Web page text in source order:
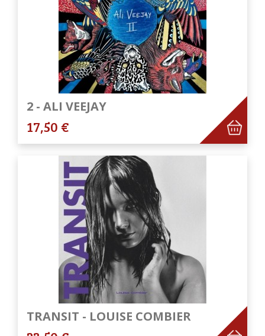
2 - ALI VEEJAY
17,50 €
TRANSIT - LOUISE COMBIER